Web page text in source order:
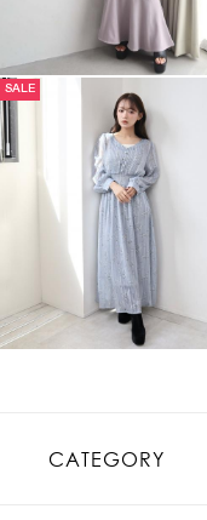
SALE
CATEGORY